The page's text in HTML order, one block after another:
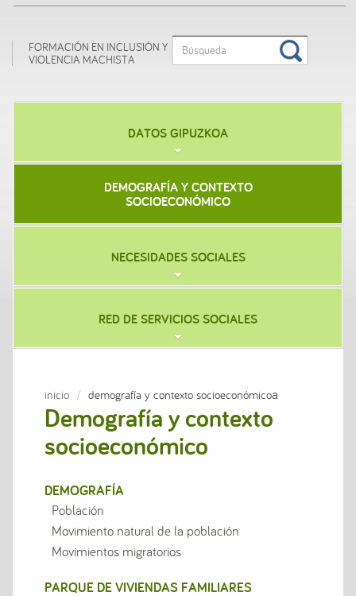
FORMACIÓN EN INCLUSIÓN Y
VIOLENCIA MACHISTA
DATOS GIPUZKOA
DEMOGRAFÍA Y CONTEXTO
SOCIOECONÓMICO
NECESIDADES SOCIALES
RED DE SERVICIOS SOCIALES
inicio demografía y contexto socioeconómicoa
Demografía y contexto
socioeconómico
DEMOGRAFÍA
Población
Movimiento natural de la población
Movimientos migratorios
PARQUE DE VIVIENDAS FAMILIARES